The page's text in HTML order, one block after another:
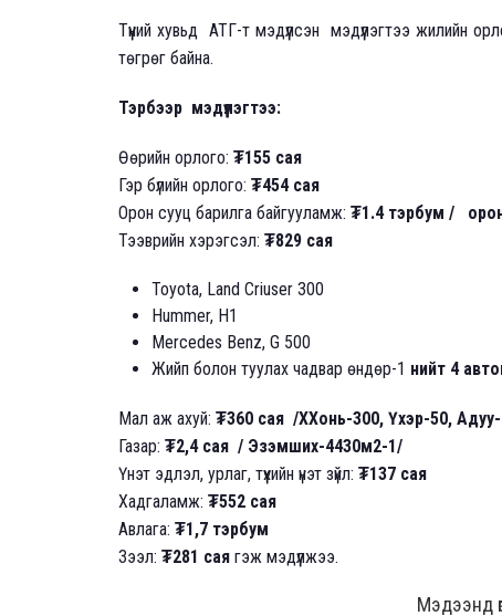
Түүний хувьд АТГ-т мэдүүлсэн мэдүүлэгтээ жилийн
төгрөг байна.
Тэрбээр мэдүүлэгтээ:
Өөрийн орлого: ₮155 сая
Гэр бүлийн орлого: ₮454 сая
Орон сууц барилга байгууламж: ₮1.4 тэрбум /
Тээврийн хэрэгсэл: ₮829 сая
Toyota, Land Criuser 300
Hummer, H1
Mercedes Benz, G 500
Жийп болон туулах чадвар өндөр-1 нийт 4
Мал аж ахуй: ₮360 сая /ХХонь-300, Үхэр-50,
Газар: ₮2,4 сая / Эзэмших-4430м2-1/
Үнэт эдлэл, урлаг, түүхийн үнэт зүйл: ₮137 сая
Хадгаламж: ₮552 сая
Авлага: ₮1,7 тэрбум
Зээл: ₮281 сая гэж мэдүүлжээ.
Мэдээнд